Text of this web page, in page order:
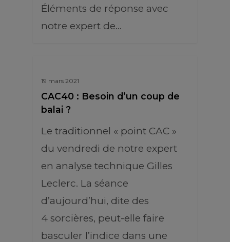
Éléments de réponse avec
notre expert de…
19 mars 2021
CAC40 : Besoin d’un coup de
balai ?
Le traditionnel « point CAC »
du vendredi de notre expert
en analyse technique Gilles
Leclerc. La séance
d’aujourd’hui, dite des
4 sorcières, peut-elle faire
basculer l’indice dans une